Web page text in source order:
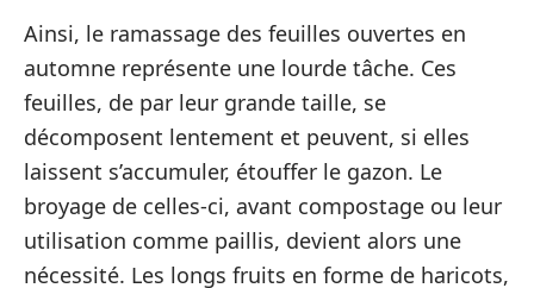
Ainsi, le ramassage des feuilles ouvertes en
automne représente une lourde tâche. Ces
feuilles, de par leur grande taille, se
décomposent lentement et peuvent, si elles
laissent s’accumuler, étouffer le gazon. Le
broyage de celles-ci, avant compostage ou leur
utilisation comme paillis, devient alors une
nécessité. Les longs fruits en forme de haricots,